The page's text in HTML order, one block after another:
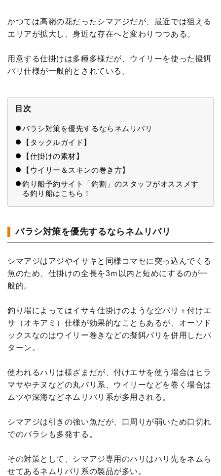
かつては高嶺の花だったシマアジだが、最近では狙える
エリアが拡大し、身近な存在へと変わりつつある。
用意する仕掛けは多種多様だが、ウイリーを使った擬餌
バリ仕様が一般的とされている。
目次
バラシ対策を優先するならネムリバリ
【タックルガイド】
【仕掛けの素材】
【ウイリー＆スキンの巻き方】
釣り船予約サイト「釣割」のスタッフがオススメす
る釣り船はこちら！
バラシ対策を優先するならネムリバリ
シマアジはアジやイサキと同様コマセに突っ込んでくる
魚のため、仕掛けの全長を3ｍ以内と短めにするのが一
般的。
釣り場によってはイサキ仕掛けのような空バリ＋付けエ
サ（オキアミ）仕様が効果的なこともあるが、オーソド
ックスなのはウイリー巻きなどの擬餌バリを併用したパ
ターン。
使われるハリは様ざまだが、付けエサを使う場合はヒラ
マサやチヌなどの丸バリ系、ウイリーなどを巻く場合は
ムツや深海などネムリバリ系が多用される。
シマアジは引きの強い魚だが、口周りが弱いため口切れ
でのバラシも多発する。
その対策として、シマアジ専用のハリはハリ先をネムら
せてあるネムリバリ系の製品が多い。